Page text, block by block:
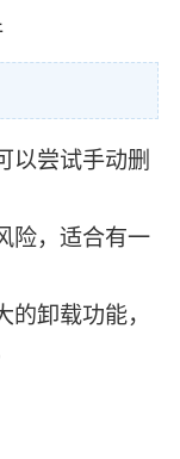
以尝试手动删
险，适合有一
卸载功能，